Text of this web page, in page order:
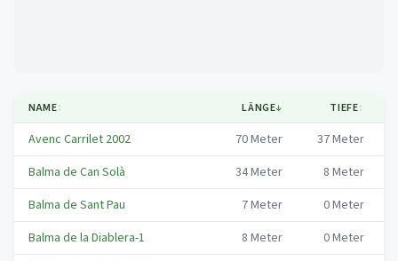
NAME↕ LÄNGE↓ TIEFE↕
Avenc Carrilet 2002 70Meter 37Meter
Balma de Can Solà
34Meter 8 Meter
Balma de Sant Pau
7Meter 0Meter
Balma de la Diablera-1
8 Meter 0Meter